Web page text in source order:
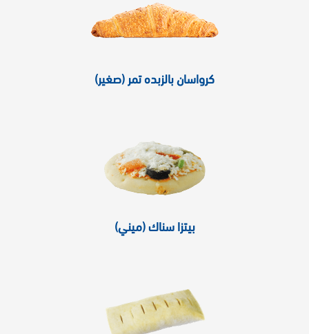
كرواسان بالزبده تمر (صغير)
بيتزا سناك (ميني)